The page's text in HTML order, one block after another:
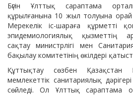
Бүгін Ұлттық сараптама
құрылғанына 10 жыл толуына
Мерекелік іс-шараға құрметті
эпидемиологиялық қызметтің
сақтау министрлігі мен
бақылау комитетінің өкілдері
Құттықтау сөзбен Қазақстан
мемлекеттік санитариялық
сөйледі. Ол Ұлттық сараптама